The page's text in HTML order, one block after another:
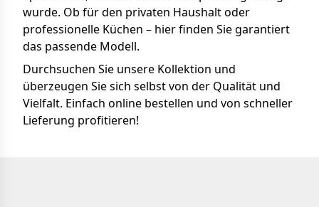
wurde. Ob für den privaten Haushalt oder
professionelle Küchen – hier finden Sie garantiert
das passende Modell.
Durchsuchen Sie unsere Kollektion und
überzeugen Sie sich selbst von der Qualität und
Vielfalt. Einfach online bestellen und von schneller
Lieferung profitieren!